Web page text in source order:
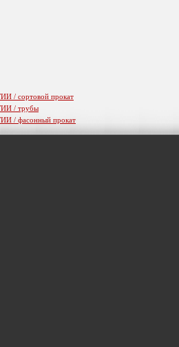
сортовой прокат
/ трубы
/ фасонный прокат